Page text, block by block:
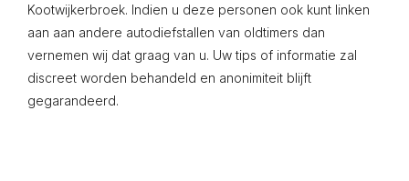
Kootwijkerbroek. Indien u deze personen ook kunt linken
aan aan andere autodiefstallen van oldtimers dan
vernemen wij dat graag van u. Uw tips of informatie zal
discreet worden behandeld en anonimiteit blijft
gegarandeerd.